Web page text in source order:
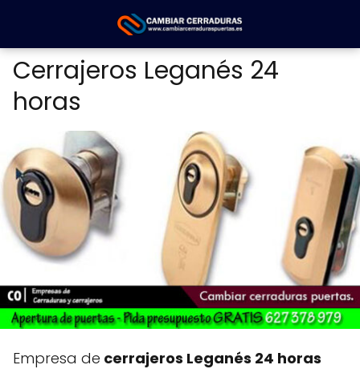
Cerrajeros Leganés 24
horas
Empresa de cerrajeros Leganés 24 horas